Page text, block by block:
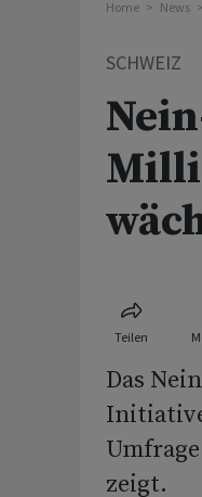
Home News
SCHWEIZ
Teilen
Das
Initiative
zeigt.